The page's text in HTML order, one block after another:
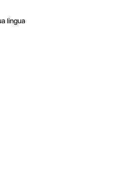
lingua